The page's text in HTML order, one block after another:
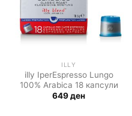
ILLY
illy IperEspresso Lungo
100% Arabica 18 капсули
649ден